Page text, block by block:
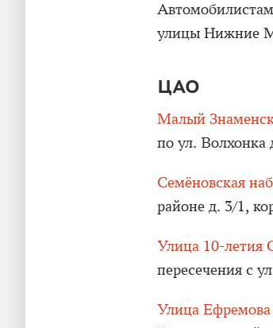
улицы Нижние
ЦАО
Малый
по ул. Волхонка
Семёновская
районе д. 3/1,
Улица 10-летия
пересечения с
Улица Ефремова